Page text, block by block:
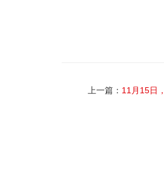
上一篇： 11月15日